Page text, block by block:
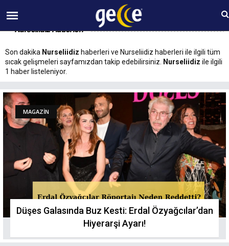
09 AĞUSTOS Pazar 01:10
Nurseliidiz Haberleri
Son dakika Nurseliidiz haberleri ve Nurseliidiz haberleri ile ilgili tüm
sıcak gelişmeleri sayfamızdan takip edebilirsiniz.
Nurseliidiz ile ilgili
1 haber listeleniyor.
MAGAZİN
Düşes Galasında Buz Kesti: Erdal Özyağcılar’dan
Hiyerarşi Ayarı!